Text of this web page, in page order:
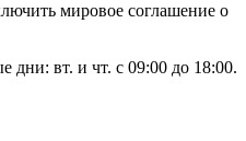
мировое соглашение о
дни: вт. и чт. с 09:00 до 18:00.